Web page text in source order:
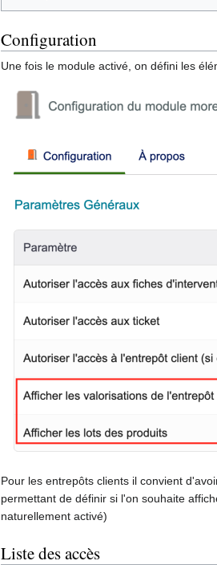
Configuration
Une fois le module activé, on défini les
Pour les entrepôts clients il convient
permettant de définir si l'on souhaite
naturellement activé)
Liste des accès